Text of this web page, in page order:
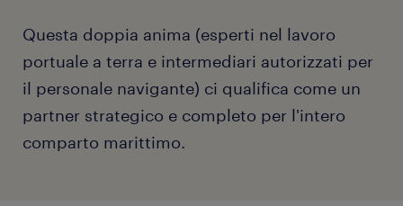
Questa doppia anima (esperti nel lavoro
portuale a terra e intermediari autorizzati per
il personale navigante) ci qualifica come un
partner strategico e completo per l'intero
comparto marittimo.